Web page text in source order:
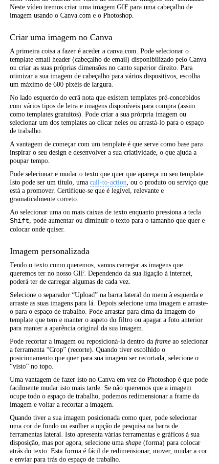
Neste vídeo iremos criar uma imagem GIF para uma cabeçalho de
imagem usando o Canva.com e o Photoshop.
Criar uma imagem no Canva
A primeira coisa a fazer é aceder a canva.com. Pode selecionar o
template email header (cabeçalho de email) disponibilizado pelo Canva
ou criar as suas próprias dimensões no canto superior direito. Para
otimizar a sua imagem de cabeçalho para vários dispositivos, escolha
um máximo de 600 pixéis de largura.
No lado esquerdo do ecrã nota que existem templates pré-concebidos
com vários tipos de letra e imagens disponíveis para compra (assim
como templates gratuitos). Pode criar a sua prórpria imagem ou
selecionar um dos templates ao clicar neles ou arrastá-lo para o espaço
de trabalho.
A vantagem de começar com um template é que serve como base para
inspirar o seu design e desenvolver a sua criatividade, o que ajuda a
poupar tempo.
Pode selecionar e mudar o texto que quer que apareça no seu template.
Isto pode ser um título, uma call-to-action, ou o produto ou serviço que
está a promover. Certifique-se que é legível, relevante e
gramaticalmente correto.
Ao selecionar uma ou mais caixas de texto enquanto pressiona a tecla
Shift, pode aumentar ou diminuir o texto para o tamanho que quer e
colocar onde quiser.
Imagem personalizada
Tendo o texto como queremos, vamos carregar as imagens que
queremos ter no nosso GIF. Dependendo da sua ligação à internet,
poderá ter de carregar algumas de cada vez.
Selecione o separador “Upload” na barra lateral do menu à esquerda e
arraste as suas imagens para lá. Depois selecione uma imagem e arraste-
o para o espaço de trabalho. Pode arrastar para cima da imagem do
template que tem e manter o aspeto do filtro ou apagar a foto anterior
para manter a aparência original da sua imagem.
Pode recortar a imagem ou reposicioná-la dentro da frame ao selecionar
a ferramenta “Crop” (recorte). Quando tiver escolhido o
posicionamento que quer para sua imagem ser recortada, selecione o
“visto” no topo.
Uma vantagem de fazer isto no Canva em vez do Photoshop é que pode
facilmente mudar isto mais tarde. Se não queremos que a imagem
ocupe todo o espaço de trabalho, podemos redimensionar a frame da
imagem e voltar a recortar a imagem.
Quando tiver a sua imagem posicionada como quer, pode selecionar
uma cor de fundo ou esolher a opção de pesquisa na barra de
ferramentas lateral. Isto apresenta várias ferramentas e gráficos à sua
disposição, mas por agora, selecione uma shape (forma) para colocar
atrás do texto. Esta forma é fácil de redimensionar, mover, mudar a cor
e enviar para trás do espaço de trabalho.